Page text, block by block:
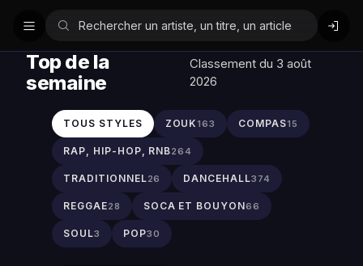
Top de la
semaine
Classement du 3 août
2026
TOUS STYLES ZOUK163 COMPAS15
RAP, HIP-HOP, RNB264
TRADITIONNEL26 DANCEHALL374
REGGAE28 SOCA ET BOUYON66
SOUL3 POP30